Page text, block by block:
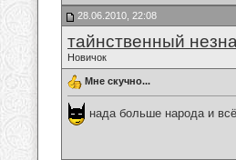
28.06.2010, 22:08
тайнственный
Новичок
Мне скучно...
нада больше народа и